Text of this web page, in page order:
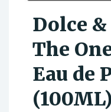
Dolce
The
Eau de
(100ML)